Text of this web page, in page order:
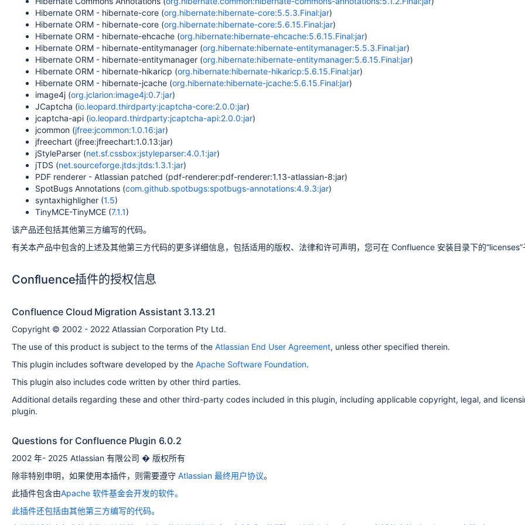
Hibernate ORM - hibernate-core (org.hibernate:hibernate-core:5.5.3.Final:jar)
Hibernate ORM - hibernate-core (org.hibernate:hibernate-core:5.6.15.Final:jar)
Hibernate ORM - hibernate-ehcache (org.hibernate:hibernate-ehcache:5.6.15.Final:jar)
Hibernate ORM - hibernate-entitymanager (org.hibernate:hibernate-entitymanager:5.5.3.Final:jar)
Hibernate ORM - hibernate-entitymanager (org.hibernate:hibernate-entitymanager:5.6.15.Final:jar)
Hibernate ORM - hibernate-hikaricp (org.hibernate:hibernate-hikaricp:5.6.15.Final:jar)
Hibernate ORM - hibernate-jcache (org.hibernate:hibernate-jcache:5.6.15.Final:jar)
image4j (org.jclarion:image4j:0.7:jar)
JCaptcha (io.leopard.thirdparty:jcaptcha-core:2.0.0:jar)
jcaptcha-api (io.leopard.thirdparty:jcaptcha-api:2.0.0:jar)
jcommon (jfree:jcommon:1.0.16:jar)
jfreechart (jfree:jfreechart:1.0.13:jar)
jStyleParser (net.sf.cssbox:jstyleparser:4.0.1:jar)
jTDS (net.sourceforge.jtds:jtds:1.3.1:jar)
PDF renderer - Atlassian patched (pdf-renderer:pdf-renderer:1.13-atlassian-8:jar)
SpotBugs Annotations (com.github.spotbugs:spotbugs-annotations:4.9.3:jar)
syntaxhighligher (1.5)
TinyMCE-TinyMCE (7.1.1)
该产品还包括其他第三方编写的代码。
有关本产品中包含的上述及其他第三方代码的更多详细信息，包括适用的版权、法律和许可声明，您可在 Confluence 安装目录下的“licenses”
Confluence插件的授权信息
Confluence Cloud Migration Assistant 3.13.21
Copyright © 2002 - 2022 Atlassian Corporation Pty Ltd.
The use of this product is subject to the terms of the Atlassian End User Agreement, unless other specified therein.
This plugin includes software developed by the Apache Software Foundation.
This plugin also includes code written by other third parties.
Additional details regarding these and other third-party codes included in this plugin, including applicable copyright, legal, and
plugin.
Questions for Confluence Plugin 6.0.2
2002 年- 2025 Atlassian 有限公司 � 版权所有
除非特别申明，如果使用本插件，则需要遵守 Atlassian 最终用户协议。
此插件包含由Apache 软件基金会开发的软件。
此插件还包括由其他第三方编写的代码。